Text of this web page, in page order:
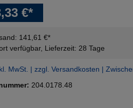
€*
141,61 €*
verfügbar, Lieferzeit: 28 Tage
MwSt. | zzgl. Versandkosten |
204.0178.48